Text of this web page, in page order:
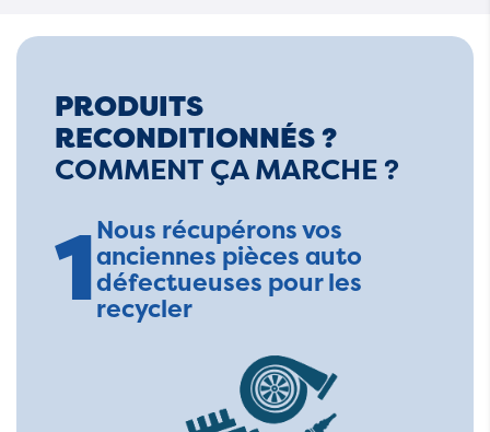
PRODUITS
RECONDITIONNÉS ?
COMMENT ÇA MARCHE ?
1Nous récupérons vos
anciennes pièces auto
défectueuses pour les
recycler